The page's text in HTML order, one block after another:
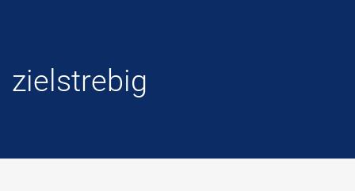
zielstrebig